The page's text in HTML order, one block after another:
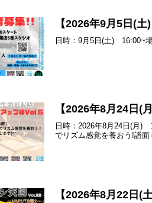
【2026年9月5日(
日時：9月5日(土) 16:00~
【2026年8月24日(
日時：2026年8月24日(月)
でリズム感覚を養おう!譜
【2026年8月22日